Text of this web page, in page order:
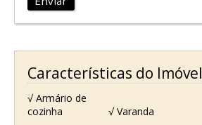
Características do Imóvel
√ Armário de
cozinha
√ Varanda